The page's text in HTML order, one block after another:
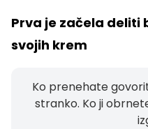
Prva je začela deliti
svojih krem
Ko prenehate
stranko. Ko ji